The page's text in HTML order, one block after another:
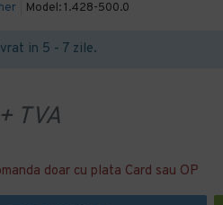
Model:1.428-500.0
in 5 - 7 zile.
+ TVA
doar cu plata Card sau OP